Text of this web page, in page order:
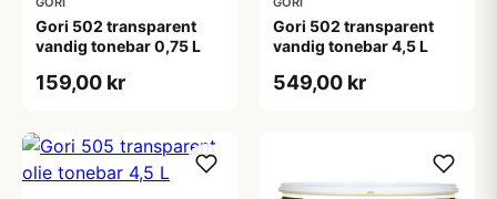
Gori 502 transparent
vandig tonebar 0,75 L
159,00 kr
Gori 502 transparent
vandig tonebar 4,5 L
549,00 kr